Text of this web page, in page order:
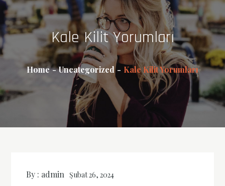
Kale Kilit Yorumları
Home Uncategorized Kale Kilit Yorumları
By : admin Şubat 26, 2024